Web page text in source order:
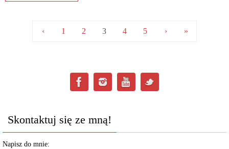
‹ 1 2 3 4 5 › »
Skontaktuj się ze mną!
Napisz do mnie: